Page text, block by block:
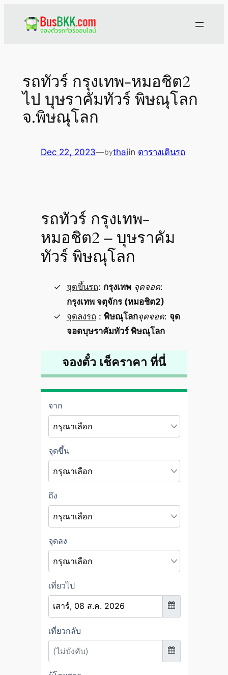
รถทัวร์ กรุงเทพ-หมอชิต2
ไป บุษราคัมทัวร์ พิษณุโลก
จ.พิษณุโลก
Dec 22, 2023—bythaiin ตารางเดินรถ
รถทัวร์ กรุงเทพ-
หมอชิต2 – บุษราคัม
ทัวร์ พิษณุโลก
จุดขึ้นรถ: กรุงเทพ จุดจอด:
กรุงเทพ จตุจักร (หมอชิต2)
จุดลงรถ : พิษณุโลกจุดจอด: จุด
จอดบุษราคัมทัวร์ พิษณุโลก
จองตั๋ว เช็คราคา ที่นี่